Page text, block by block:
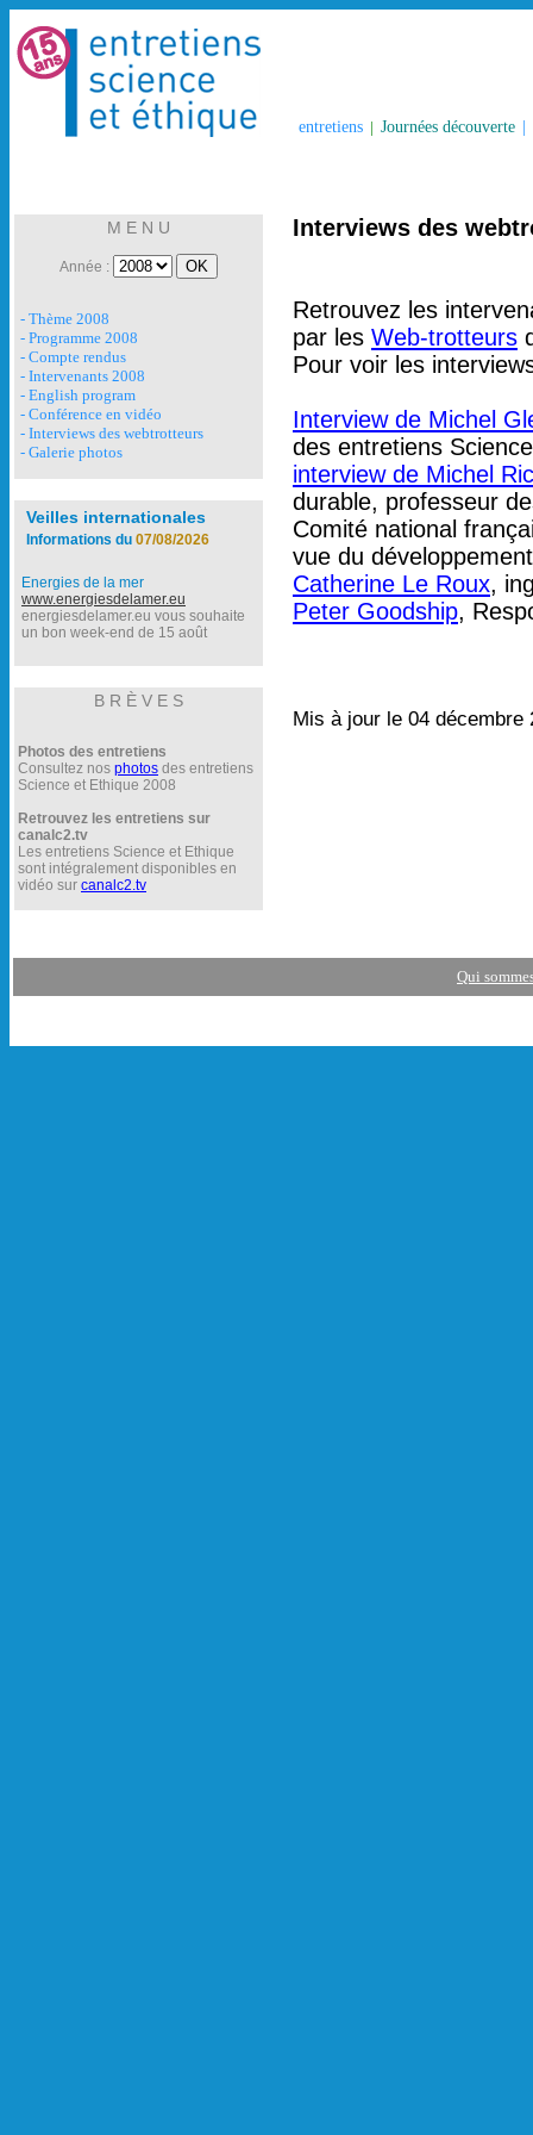
entretiens | Journées découverte
M E N U
Année :
- Thème 2008
- Programme 2008
- Compte rendus
- Intervenants 2008
- English program
- Conférence en vidéo
- Interviews des webtrotteurs
- Galerie photos
Veilles internationales
Informations du 07/08/2026
Energies de la mer
www.energiesdelamer.eu
energiesdelamer.eu vous souhaite
un bon week-end de 15 août
B R È V E S
Photos des entretiens
Consultez nos photos des entretiens
Science et Ethique 2008
Retrouvez les entretiens sur
canalc2.tv
Les entretiens Science et Ethique
sont intégralement disponibles en
vidéo sur canalc2.tv
Interviews des
Retrouvez les
par les Web-trotteurs
Pour voir les
Interview de Michel
des entretiens
interview de Michel
durable, professeur
Comité national
vue du
Catherine Le Roux,
Peter Goodship,
Mis à jour le 04 décembre
Qui